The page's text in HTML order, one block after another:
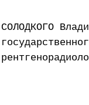
СОЛОДКОГО